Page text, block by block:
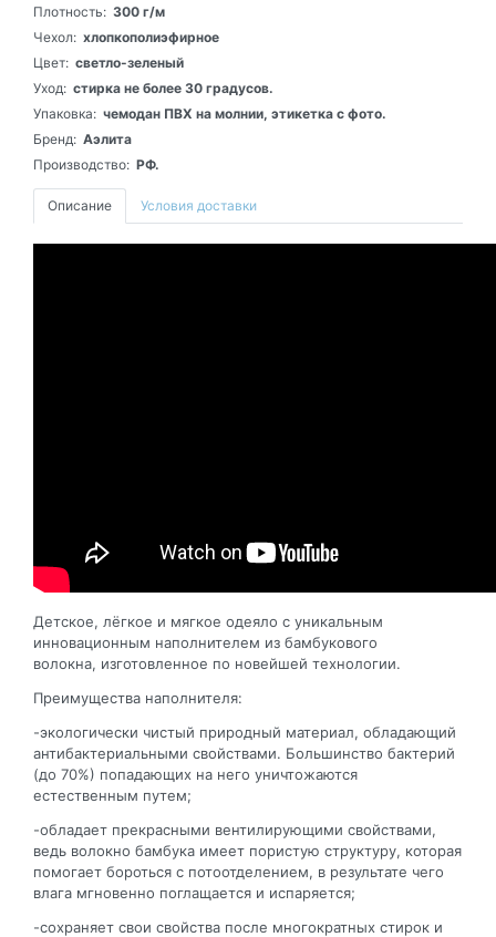
Плотность: 300 г/м
Чехол: хлопкополиэфирное
Цвет: светло-зеленый
Уход: стирка не более 30 градусов.
Упаковка: чемодан ПВХ на молнии, этикетка с фото.
Бренд: Аэлита
Производство: РФ.
Описание Условия доставки
Детское, лёгкое и мягкое одеяло с уникальным
инновационным наполнителем из бамбукового
волокна, изготовленное по новейшей технологии.
Преимущества наполнителя:
-экологически чистый природный материал, обладающий
антибактериальными свойствами. Большинство бактерий
(до 70%) попадающих на него уничтожаются
естественным путем;
-обладает прекрасными вентилирующими свойствами,
ведь волокно бамбука имеет пористую структуру, которая
помогает бороться с потоотделением, в результате чего
влага мгновенно поглащается и испаряется;
-сохраняет свои свойства после многократных стирок и